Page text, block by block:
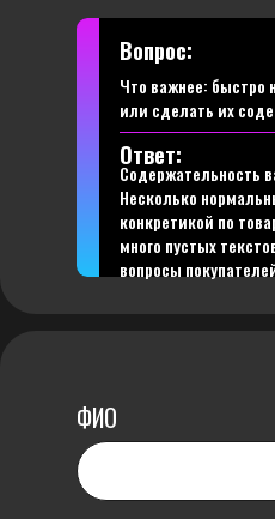
Содержательность
Несколько
конкретикой по
много пустых
вопросы
Что важнее: быстро
или сделать их
Вопрос:
Ответ:
ФИО